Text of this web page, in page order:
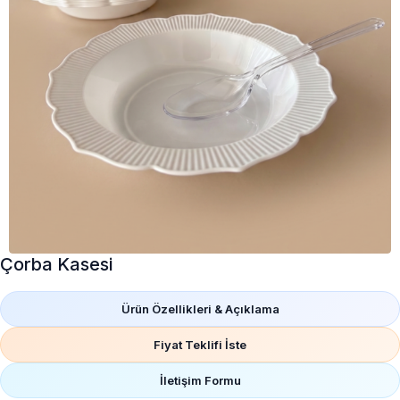
Çorba Kasesi
Ürün Özellikleri & Açıklama
Fiyat Teklifi İste
İletişim Formu